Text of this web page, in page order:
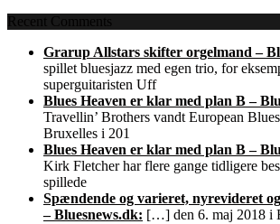
Recent Comments
Grarup Allstars skifter orgelmand –
spillet bluesjazz med egen trio, for
superguitaristen Uff
Blues Heaven er klar med plan B –
Travellin’ Brothers vandt European
Bruxelles i 201
Blues Heaven er klar med plan B –
Kirk Fletcher har flere gange tidligere
spillede
Spændende og varieret, nyrevideret
– Bluesnews.dk: […] den 6. maj 2018 i